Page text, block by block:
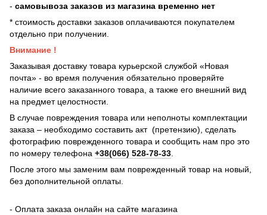
- самовывоза заказов из магазина временно нет
* стоимость доставки заказов оплачиваются покупателем
отдельно при получении.
Внимание !
Заказывая доставку товара курьерской службой «Новая
почта» - во время получения обязательно проверяйте
наличие всего заказанного товара, а также его внешний вид
на предмет целостности.
В случае повреждения товара или неполноты комплектации
заказа – необходимо составить акт (претензию), сделать
фотографию поврежденного товара и сообщить нам про это
по номеру телефона +38(066) 528-78-33
После этого мы заменим вам поврежденный товар на новый,
без дополнительной оплаты.
- Оплата заказа онлайн на сайте магазина